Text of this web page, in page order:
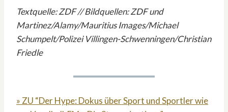
Textquelle: ZDF // Bildquellen: ZDF und
Martinez/Alamy/Mauritius Images/Michael
Schumpelt/Polizei Villingen-Schwenningen/Christian
Friedle
» ZU “Der Hype: Dokus über Sport und Sportler wie